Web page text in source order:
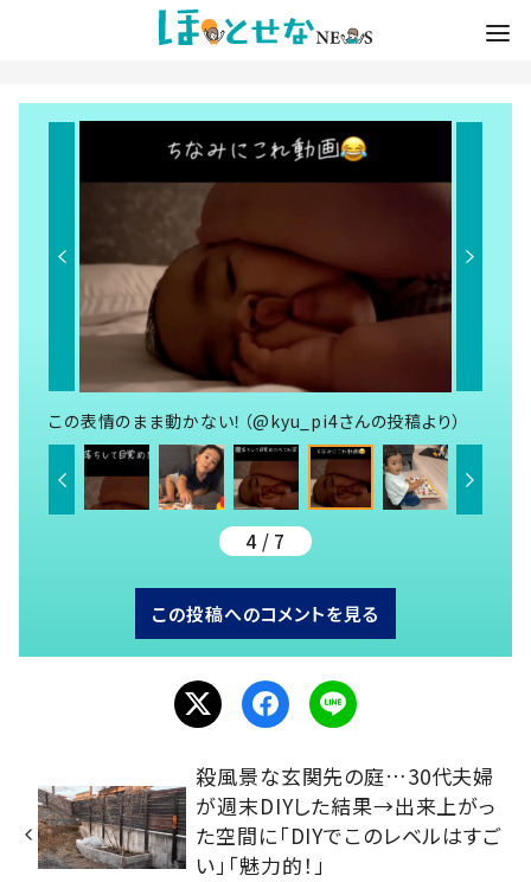
この表情のまま動かない！（@kyu_pi4さんの投稿より）
4 / 7
この投稿へのコメントを見る
殺風景な玄関先の庭…30代夫婦
が週末DIYした結果→出来上がっ
た空間に「DIYでこのレベルはすご
い」「魅力的！」